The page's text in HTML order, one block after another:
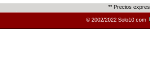
** Precios
© 2002/2022 Solo10.com